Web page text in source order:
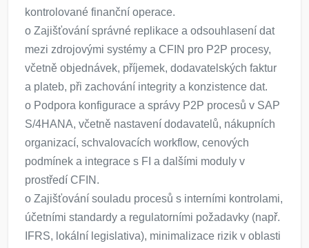
kontrolované finanční operace.
o Zajišťování správné replikace a odsouhlasení dat
mezi zdrojovými systémy a CFIN pro P2P procesy,
včetně objednávek, příjemek, dodavatelských faktur
a plateb, při zachování integrity a konzistence dat.
o Podpora konfigurace a správy P2P procesů v SAP
S/4HANA, včetně nastavení dodavatelů, nákupních
organizací, schvalovacích workflow, cenových
podmínek a integrace s FI a dalšími moduly v
prostředí CFIN.
o Zajišťování souladu procesů s interními kontrolami,
účetními standardy a regulatorními požadavky (např.
IFRS, lokální legislativa), minimalizace rizik v oblasti